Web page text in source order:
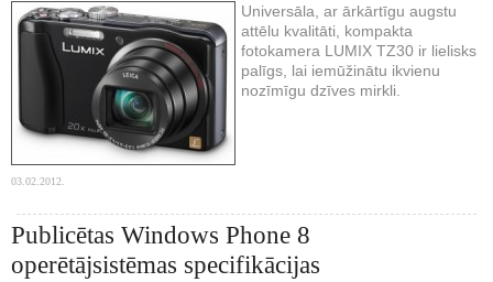
Universāla, ar ārkārtīgu augstu
attēlu kvalitāti, kompakta
fotokamera LUMIX TZ30 ir lielisks
palīgs, lai iemūžinātu ikvienu
nozīmīgu dzīves mirkli.
03.02.2012.
Publicētas Windows Phone 8
operētājsistēmas specifikācijas